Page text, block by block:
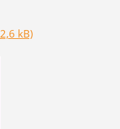
kB)